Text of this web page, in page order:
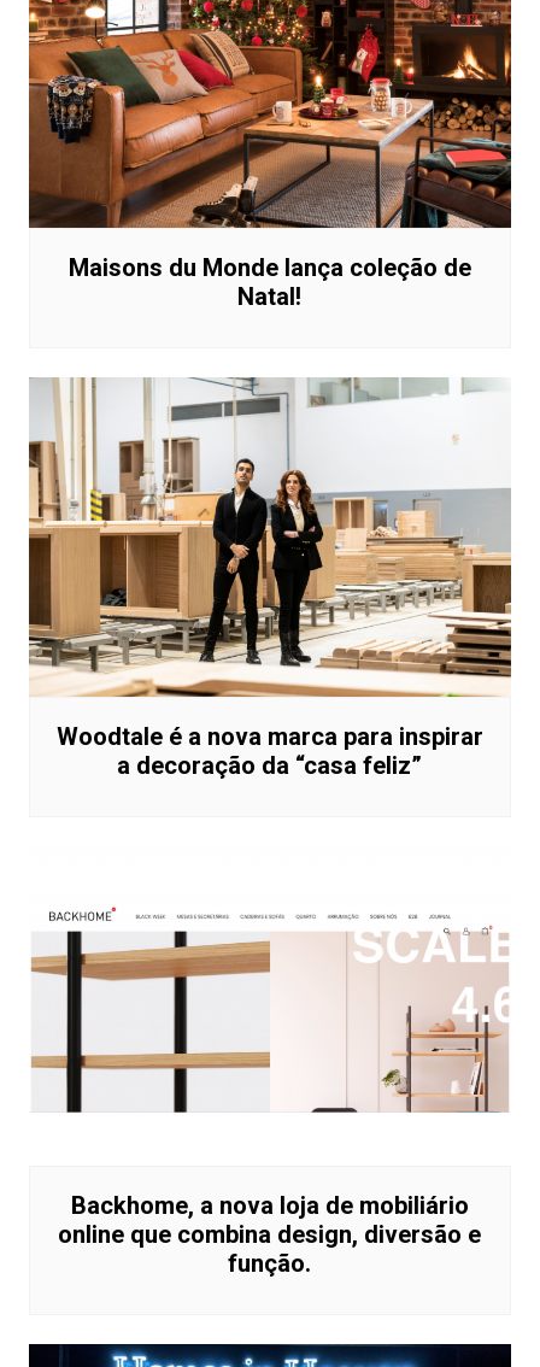
Maisons du Monde lança coleção de
Natal!
Woodtale é a nova marca para inspirar
a decoração da “casa feliz”
Backhome, a nova loja de mobiliário
online que combina design, diversão e
função.